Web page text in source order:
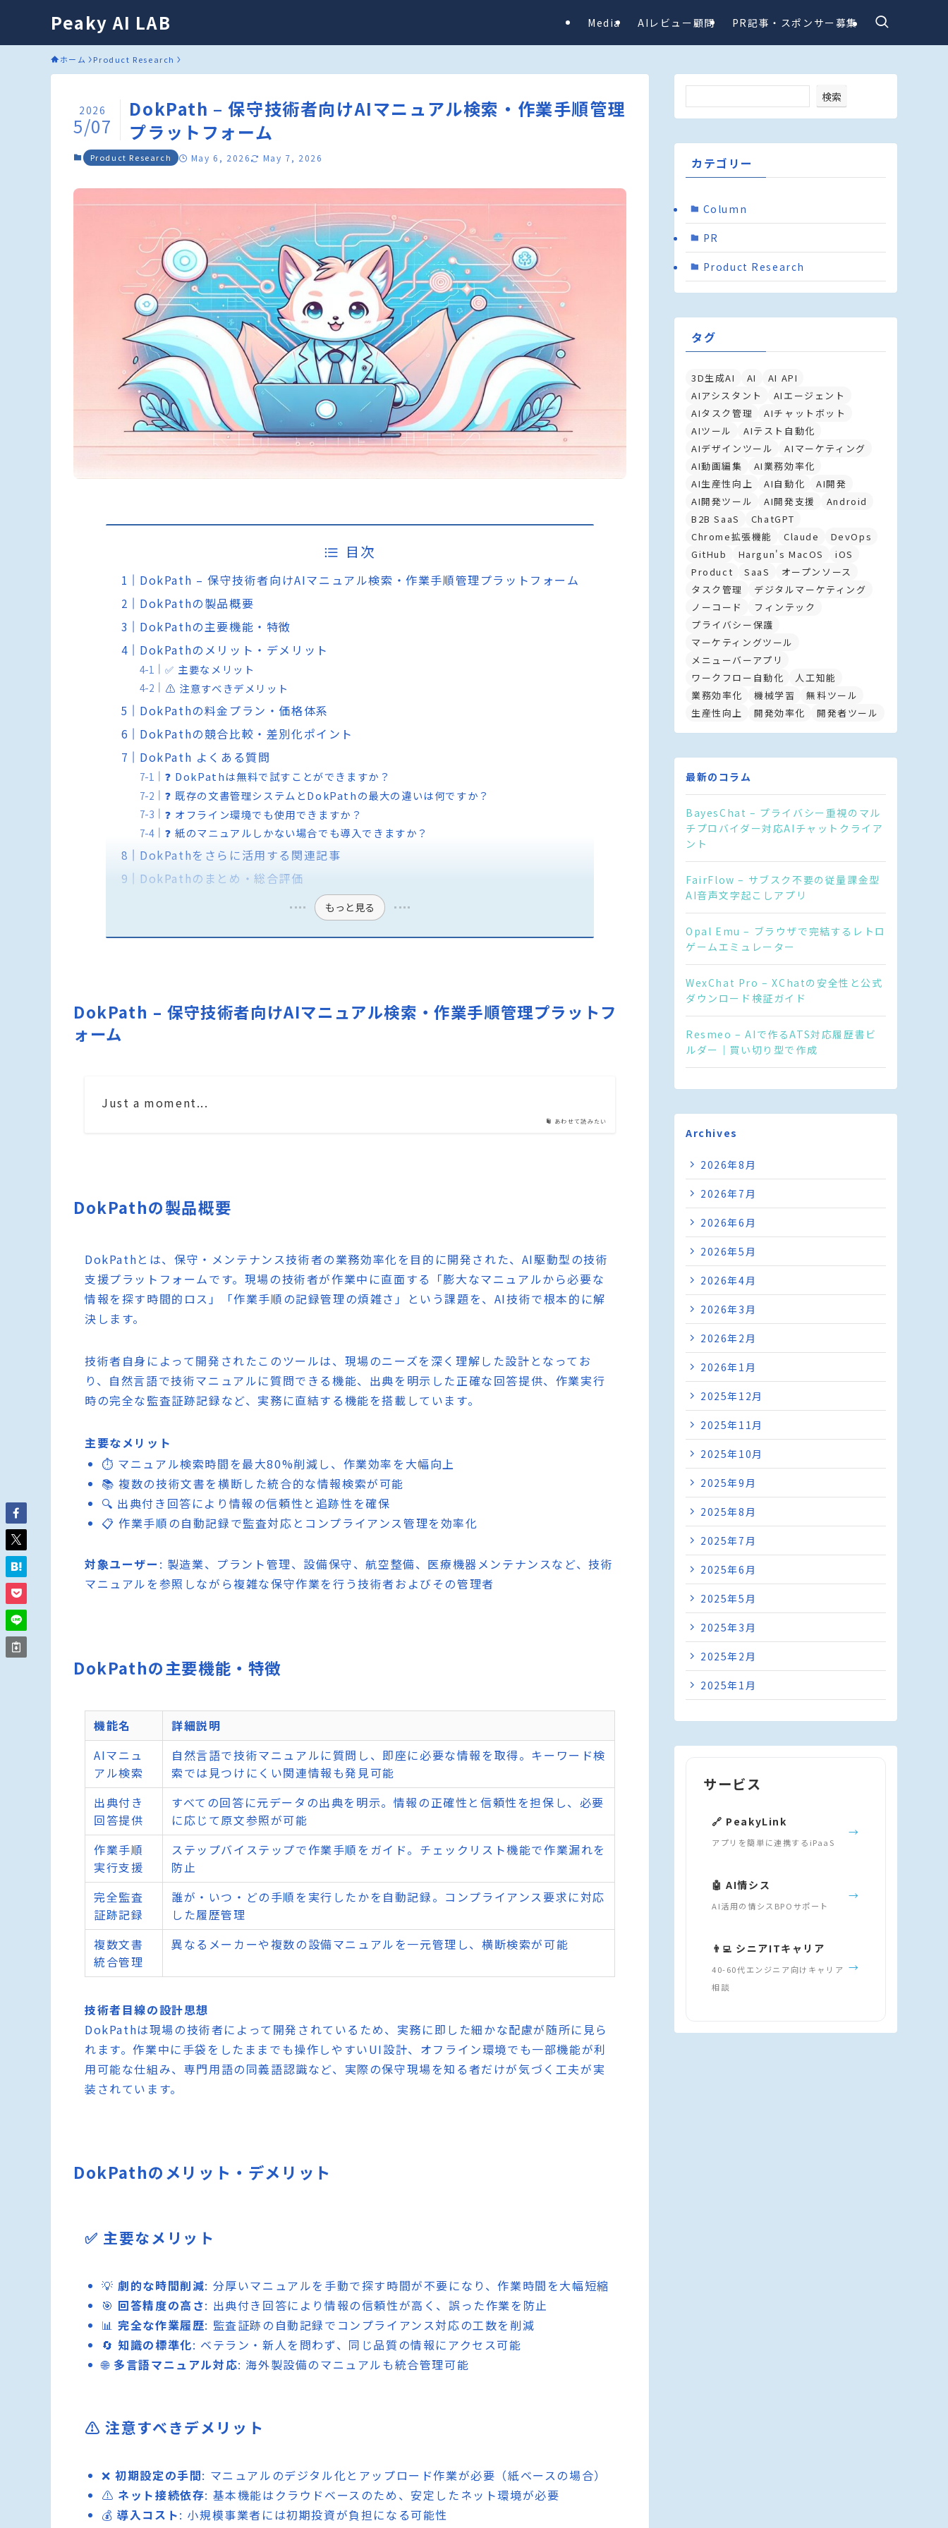
Peaky AI LAB Media AIレビュー顧問 PR記事・スポンサー募集
ホーム Product Research
DokPath – 保守技術者向けAIマニュアル検索・作業手順管理
プラットフォーム
2026
5/07
Product Research May 6, 2026 May 7, 2026
目次
DokPath – 保守技術者向けAIマニュアル検索・作業手順管理プラットフォーム
DokPathの製品概要
DokPathの主要機能・特徴
DokPathのメリット・デメリット
✅ 主要なメリット
⚠️ 注意すべきデメリット
DokPathの料金プラン・価格体系
DokPathの競合比較・差別化ポイント
DokPath よくある質問
❓ DokPathは無料で試すことができますか？
❓ 既存の文書管理システムとDokPathの最大の違いは何ですか？
❓ オフライン環境でも使用できますか？
❓ 紙のマニュアルしかない場合でも導入できますか？
DokPathをさらに活用する関連記事
DokPathのまとめ・総合評価
もっと見る
DokPath – 保守技術者向けAIマニュアル検索・作業手順管理プラットフ
ォーム
あわせて読みたい
Just a moment...
DokPathの製品概要
DokPathとは、保守・メンテナンス技術者の業務効率化を目的に開発された、AI駆動型の技術
支援プラットフォームです。現場の技術者が作業中に直面する「膨大なマニュアルから必要な
情報を探す時間的ロス」「作業手順の記録管理の煩雑さ」という課題を、AI技術で根本的に解
決します。
技術者自身によって開発されたこのツールは、現場のニーズを深く理解した設計となってお
り、自然言語で技術マニュアルに質問できる機能、出典を明示した正確な回答提供、作業実行
時の完全な監査証跡記録など、実務に直結する機能を搭載しています。
主要なメリット
⏱️ マニュアル検索時間を最大80%削減し、作業効率を大幅向上
📚 複数の技術文書を横断した統合的な情報検索が可能
🔍 出典付き回答により情報の信頼性と追跡性を確保
📋 作業手順の自動記録で監査対応とコンプライアンス管理を効率化
対象ユーザー : 製造業、プラント管理、設備保守、航空整備、医療機器メンテナンスなど、技術
マニュアルを参照しながら複雑な保守作業を行う技術者およびその管理者
DokPathの主要機能・特徴
機能名
詳細説明
AIマニュ
アル検索
自然言語で技術マニュアルに質問し、即座に必要な情報を取得。キーワード検
索では見つけにくい関連情報も発見可能
出典付き
回答提供
すべての回答に元データの出典を明示。情報の正確性と信頼性を担保し、必要
に応じて原文参照が可能
作業手順
実行支援
ステップバイステップで作業手順をガイド。チェックリスト機能で作業漏れを
防止
完全監査
証跡記録
誰が・いつ・どの手順を実行したかを自動記録。コンプライアンス要求に対応
した履歴管理
複数文書
統合管理
異なるメーカーや複数の設備マニュアルを一元管理し、横断検索が可能
技術者目線の設計思想
DokPathは現場の技術者によって開発されているため、実務に即した細かな配慮が随所に見ら
れます。作業中に手袋をしたままでも操作しやすいUI設計、オフライン環境でも一部機能が利
用可能な仕組み、専門用語の同義語認識など、実際の保守現場を知る者だけが気づく工夫が実
装されています。
DokPathのメリット・デメリット
✅ 主要なメリット
💡劇的な時間削減: 分厚いマニュアルを手動で探す時間が不要になり、作業時間を大幅短縮
🎯 回答精度の高さ: 出典付き回答により情報の信頼性が高く、誤った作業を防止
📊完全な作業履歴: 監査証跡の自動記録でコンプライアンス対応の工数を削減
🔄 知識の標準化: ベテラン・新人を問わず、同じ品質の情報にアクセス可能
🌐 多言語マニュアル対応: 海外製設備のマニュアルも統合管理可能
⚠️ 注意すべきデメリット
❌初期設定の手間: マニュアルのデジタル化とアップロード作業が必要（紙ベースの場合）
⚠️ ネット接続依存: 基本機能はクラウドベースのため、安定したネット環境が必要
💰導入コスト: 小規模事業者には初期投資が負担になる可能性
検索
カテゴリー
Column
PR
Product Research
タグ
3D生成AI AI
AI API
AIアシスタント
AIエージェント
AIタスク管理
AIチャットボット
AIツール
AIテスト自動化
AIデザインツール
AIマーケティング
AI動画編集
AI業務効率化
AI生産性向上
AI自動化
AI開発
AI開発ツール
AI開発支援
Android
B2B SaaS
ChatGPT
Chrome拡張機能
Claude
DevOps
GitHub
Hargun's MacOS
iOS
Product
SaaS
オープンソース
タスク管理
デジタルマーケティング
ノーコード
フィンテック
プライバシー保護
マーケティングツール
メニューバーアプリ
ワークフロー自動化
人工知能
業務効率化
機械学習
無料ツール
生産性向上
開発効率化 開発者ツール
最新のコラム
BayesChat – プライバシー重視のマル
チプロバイダー対応AIチャットクライア
ント
FairFlow – サブスク不要の従量課金型
AI音声文字起こしアプリ
Opal Emu – ブラウザで完結するレトロ
ゲームエミュレーター
WexChat Pro – XChatの安全性と公式
ダウンロード検証ガイド
Resmeo – AIで作るATS対応履歴書ビ
ルダー｜買い切り型で作成
Archives
2026年8月
2026年7月
2026年6月
2026年5月
2026年4月
2026年3月
2026年2月
2026年1月
2025年12月
2025年11月
2025年10月
2025年9月
2025年8月
2025年7月
2025年6月
2025年5月
2025年3月
2025年2月
2025年1月
サービス
🔗 PeakyLink
アプリを簡単に連携するiPaaS
→
🤖 AI情シス
AI活用の情シスBPOサポート
→
👨‍💻 シニアITキャリア
40-60代エンジニア向けキャリア
相談
→